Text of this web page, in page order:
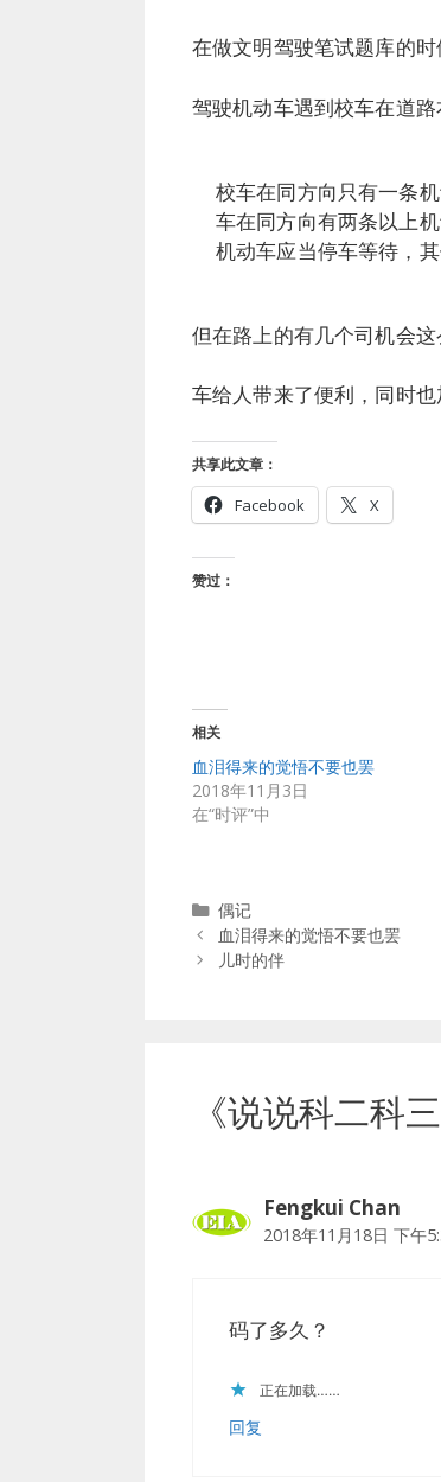
在做文明驾驶笔试题库的时
驾驶机动车遇到校车在道
校车在同方向只有一条
车在同方向有两条以上
机动车应当停车等待，
但在路上的有几个司机会
车给人带来了便利，同时
共享此文章：
Facebook X
赞过：
相关
血泪得来的觉悟不要也罢
2018年11月3日
在“时评”中
分
类
偶记
血泪得来的觉悟不要也罢
儿时的伴
《说说科二科
Fengkui Chan
2018年11月18日 下午
码了多久？
正在加载……
回复